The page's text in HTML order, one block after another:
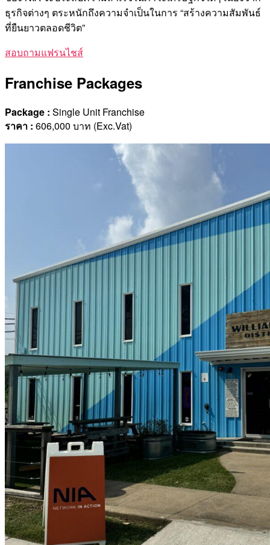
ธุรกิจต่างๆ ตระหนักถึงความจำเป็นในการ “สร้างความสัมพันธ์
ที่ยืนยาวตลอดชีวิต”
สอบถามแฟรนไชส์
Franchise Packages
Package : Single Unit Franchise
ราคา : 606,000 บาท (Exc.Vat)